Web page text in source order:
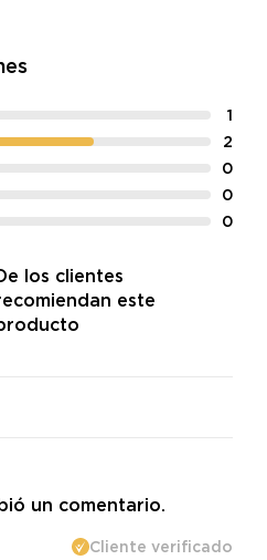
0
0
0
2
1
los clientes
este
un comentario.
Cliente verificado